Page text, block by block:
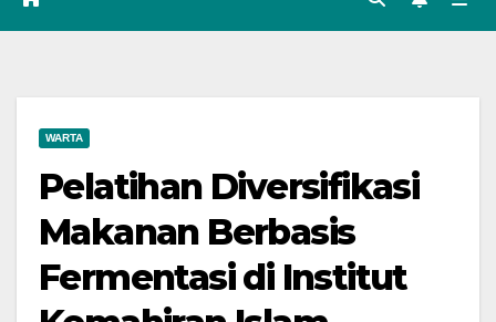
WARTA
Pelatihan Diversifikasi
Makanan Berbasis
Fermentasi di Institut